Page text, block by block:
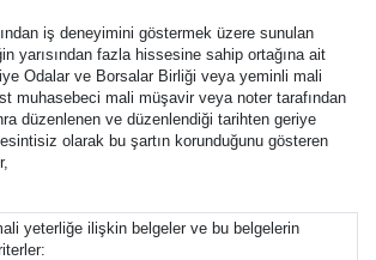
iş deneyimini göstermek üzere sunulan
yarısından fazla hissesine sahip ortağına ait
Odalar ve Borsalar Birliği veya yeminli mali
muhasebeci mali müşavir veya noter tarafından
düzenlenen ve düzenlendiği tarihten geriye
olarak bu şartın korunduğunu gösteren
yeterliğe ilişkin belgeler ve bu belgelerin